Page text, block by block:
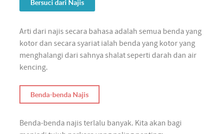
Bersuci dari Najis
Arti dari najis secara bahasa adalah semua benda yang
kotor dan secara syariat ialah benda yang kotor yang
menghalangi dari sahnya shalat seperti darah dan air
kencing.
Benda-benda Najis
Benda-benda najis terlalu banyak. Kita akan bagi